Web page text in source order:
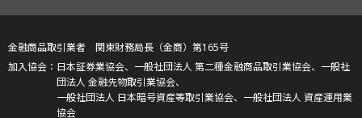
金融商品取引業者 関東財務局長（金商）第165号
日本証券業協会、一般社団法人 第二種金融商品取引業協会、一般社
団法人 金融先物取引業協会、
一般社団法人 日本暗号資産等取引業協会、一般社団法人 資産運用業
協会